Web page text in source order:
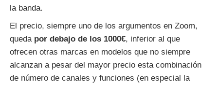
la banda.
El precio, siempre uno de los argumentos en Zoom,
queda por debajo de los 1000€, inferior al que
ofrecen otras marcas en modelos que no siempre
alcanzan a pesar del mayor precio esta combinación
de número de canales y funciones (en especial la